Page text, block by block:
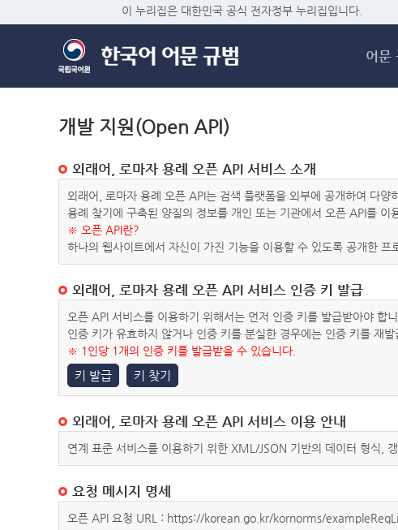
이 누리집은 대한민국 공식 전자정부 누리집입니다.
어문
개발 지원(Open API)
외래어, 로마자 용례 오픈 API 서비스 소개
외래어, 로마자 용례 오픈 API는 검색 플랫폼을 외부에 공개하여 다
용례 찾기에 구축된 양질의 정보를 개인 또는 기관에서 오픈 API를 이
※ 오픈 API란?
하나의 웹사이트에서 자신이 가진 기능을 이용할 수 있도록 공개한 프
외래어, 로마자 용례 오픈 API 서비스 인증 키 발급
오픈 API 서비스를 이용하기 위해서는 먼저 인증 키를 발급받아야 합
인증 키가 유효하지 않거나 인증 키를 분실한 경우에는 인증 키를 재발
※ 1인당 1개의 인증 키를 발급받을 수 있습니다.
키 발급 키 찾기
외래어, 로마자 용례 오픈 API 서비스 이용 안내
연계 표준 서비스를 이용하기 위한 XML/JSON 기반의 데이터 형식,
요청 메시지 명세
오픈 API 요청 URL : https://korean.go.kr/kornorms/